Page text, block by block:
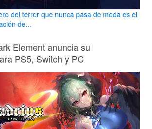
del terror que nunca pasa de moda es el
de...
Element anuncia su
PS5, Switch y PC